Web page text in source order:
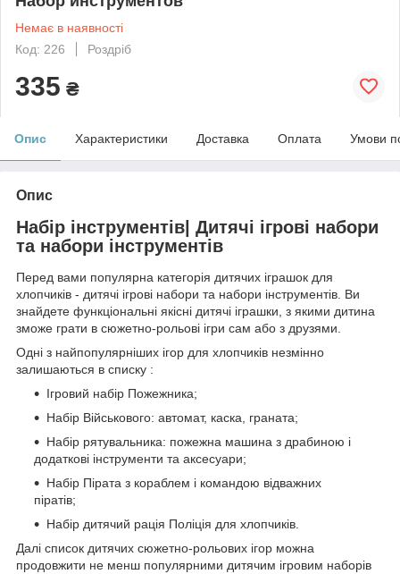
Немає в наявності
Код: 226
Роздріб
335 ₴
Опис Характеристики Доставка Оплата Умови
Опис
Набір інструментів| Дитячі ігрові набори
та набори інструментів
Перед вами популярна категорія дитячих іграшок для
хлопчиків - дитячі ігрові набори та набори інструментів. Ви
знайдете функціональні якісні дитячі іграшки, з якими дитина
зможе грати в сюжетно-рольові ігри сам або з друзями.
Одні з найпопулярніших ігор для хлопчиків незмінно
залишаються в списку :
Ігровий набір Пожежника;
Набір Військового: автомат, каска, граната;
Набір рятувальника: пожежна машина з драбиною і
додаткові інструменти та аксесуари;
Набір Пірата з кораблем і командою відважних
піратів;
Набір дитячий рація Поліція для хлопчиків.
Далі список дитячих сюжетно-рольових ігор можна
продовжити не менш популярними дитячим ігровим наборів